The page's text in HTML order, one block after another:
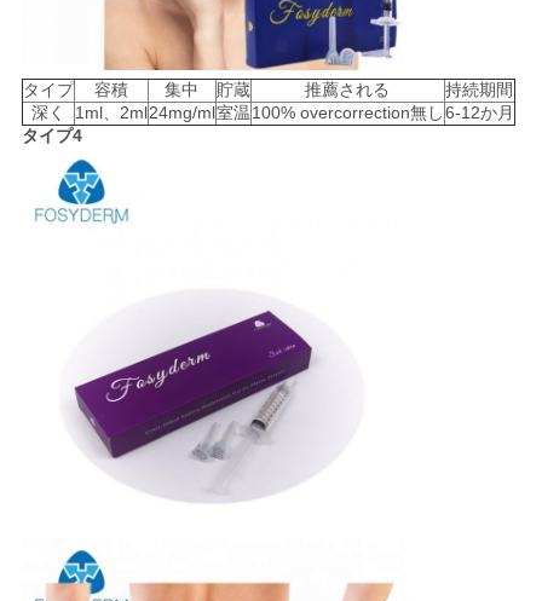
タイプ 容積 集中 貯蔵 推薦される
持続期間
深く
1ml、2ml24mg/ml室温100% overcorrection無し6-12か月
タイプ4